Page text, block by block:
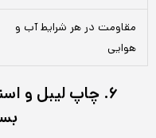
مقاومت در هر شرایط آب و
هوایی
۶. چاپ لیبل و